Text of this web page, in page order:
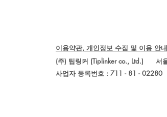
이용약관, 개인정보 수집 및 이용 안
(주) 팁링커 (Tiplinker co., Ltd.)
사업자 등록번호 : 711 - 81 - 02280